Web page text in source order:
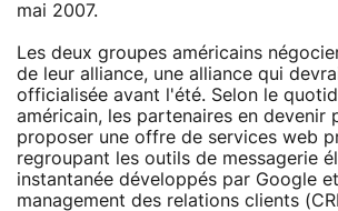
mai 2007.
Les deux groupes américains
de leur alliance, une alliance qui
officialisée avant l'été. Selon le
américain, les partenaires en devenir
proposer une offre de services web
regroupant les outils de messagerie
instantanée développés par Google
management des relations clients